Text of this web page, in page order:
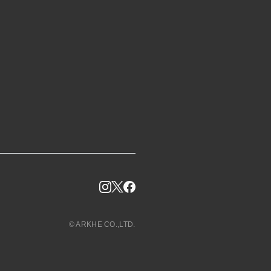
© ARKHE CO.,LTD.